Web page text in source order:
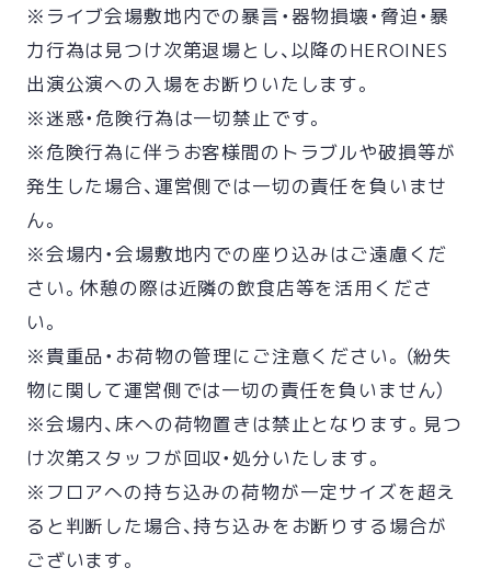
※ライブ会場敷地内での暴言・器物損壊・脅迫・暴
力行為は見つけ次第退場とし、以降のHEROINES
出演公演への入場をお断りいたします。
※迷惑・危険行為は一切禁止です。
※危険行為に伴うお客様間のトラブルや破損等が
発生した場合、運営側では一切の責任を負いませ
ん。
※会場内・会場敷地内での座り込みはご遠慮くだ
さい。休憩の際は近隣の飲食店等を活用くださ
い。
※貴重品・お荷物の管理にご注意ください。（紛失
物に関して運営側では一切の責任を負いません）
※会場内、床への荷物置きは禁止となります。見つ
け次第スタッフが回収・処分いたします。
※フロアへの持ち込みの荷物が一定サイズを超え
ると判断した場合、持ち込みをお断りする場合が
ございます。